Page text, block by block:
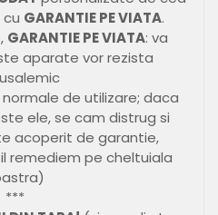
GARANTIE PE VIATA.
GARANTIE PE VIATA: va
aparate vor rezista
de utilizare; daca
ele, se cam distrug si
acoperit de garantie,
remediem pe cheltuiala
***